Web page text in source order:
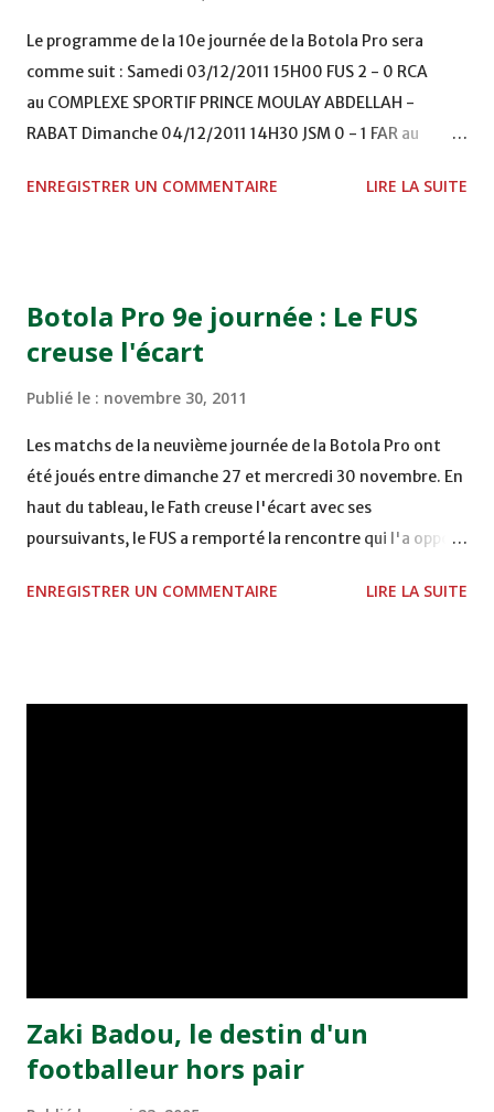
Le programme de la 10e journée de la Botola Pro sera
comme suit : Samedi 03/12/2011 15H00 FUS 2 - 0 RCA
au COMPLEXE SPORTIF PRINCE MOULAY ABDELLAH -
RABAT Dimanche 04/12/2011 14H30 JSM 0 - 1 FAR au
TERRAIN EL ABDI - EL JADIDA 16h30 OCK 0 - 1 HUSA
Mardi 06/12/2011 15H00 WAF - OCS au COMPLEXE SPORTIF
DE FES - FES WAC - MAS Reporté pour cause de finale de la
ENREGISTRER UN COMMENTAIRE LIRE LA SUITE
Botola Pro 9e journée : Le FUS
creuse l'écart
Publié le : novembre 30, 2011
Les matchs de la neuvième journée de la Botola Pro ont
été joués entre dimanche 27 et mercredi 30 novembre. En
haut du tableau, le Fath creuse l'écart avec ses
poursuivants, le FUS a remporté la rencontre qui l'a opposé
2, Badr Kachani a ouvert la marque à la 38e pour les
ENREGISTRER UN COMMENTAIRE LIRE LA SUITE
Zaki Badou, le destin d'un
footballeur hors pair